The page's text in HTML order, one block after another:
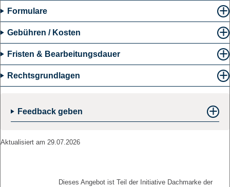
Formulare
Gebühren / Kosten
Fristen & Bearbeitungsdauer
Rechtsgrundlagen
Feedback geben
Aktualisiert am 29.07.2026
Dieses Angebot ist Teil der Initiative Dachmarke der